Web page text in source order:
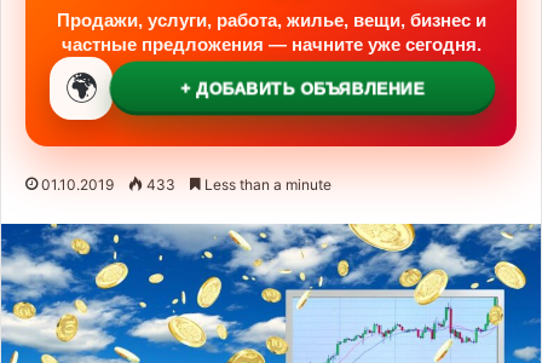
Продажи, услуги, работа, жилье, вещи, бизнес и
частные предложения — начните уже сегодня.
🌍 + ДОБАВИТЬ ОБЪЯВЛЕНИЕ
01.10.2019 433 Less than a minute